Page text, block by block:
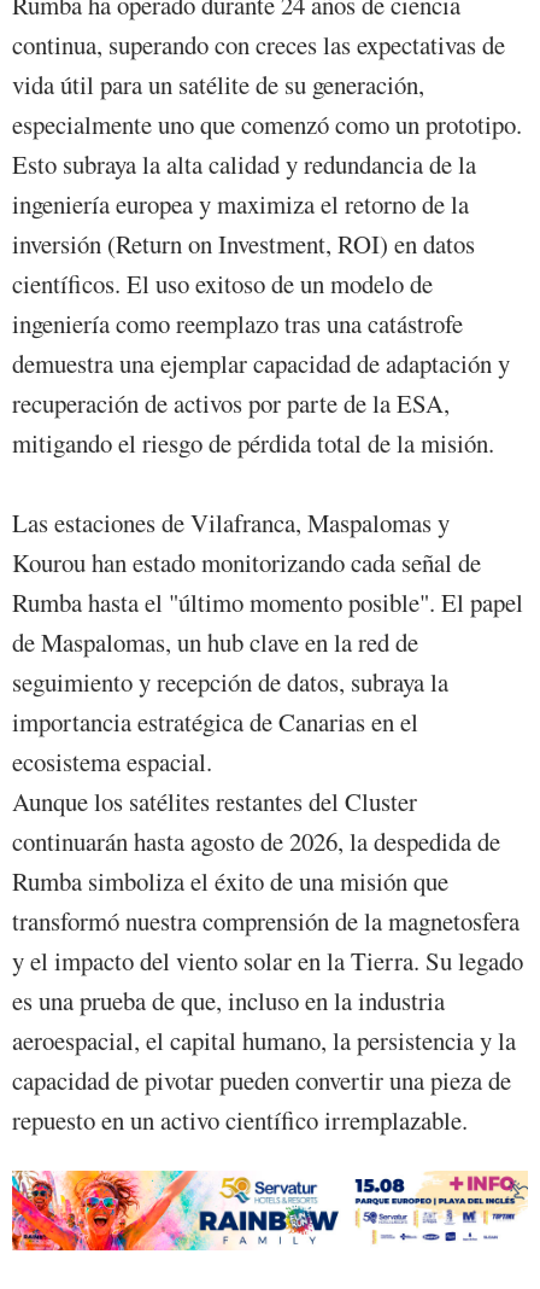
continua, superando con creces las expectativas de
vida útil para un satélite de su generación,
especialmente uno que comenzó como un prototipo.
Esto subraya la alta calidad y redundancia de la
ingeniería europea y maximiza el retorno de la
inversión (Return on Investment, ROI) en datos
científicos. El uso exitoso de un modelo de
ingeniería como reemplazo tras una catástrofe
demuestra una ejemplar capacidad de adaptación y
recuperación de activos por parte de la ESA,
mitigando el riesgo de pérdida total de la misión.
Las estaciones de Vilafranca, Maspalomas y
Kourou han estado monitorizando cada señal de
Rumba hasta el "último momento posible". El papel
de Maspalomas, un hub clave en la red de
seguimiento y recepción de datos, subraya la
importancia estratégica de Canarias en el
ecosistema espacial.
Aunque los satélites restantes del Cluster
continuarán hasta agosto de 2026, la despedida de
Rumba simboliza el éxito de una misión que
transformó nuestra comprensión de la magnetosfera
y el impacto del viento solar en la Tierra. Su legado
es una prueba de que, incluso en la industria
aeroespacial, el capital humano, la persistencia y la
capacidad de pivotar pueden convertir una pieza de
repuesto en un activo científico irremplazable.